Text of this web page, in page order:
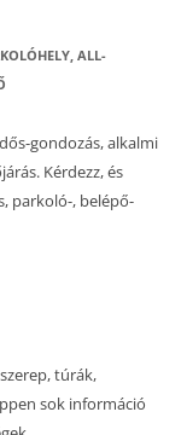
ALL-
gondozás, alkalmi
Kérdezz, és
parkoló-, belépő-
túrák,
sok információ